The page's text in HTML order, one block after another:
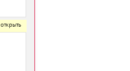
открыть